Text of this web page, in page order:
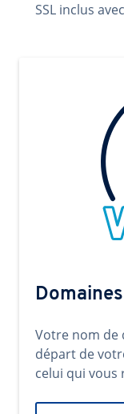
SSL inclus
Domaines
Votre nom de
départ de
celui qui vous